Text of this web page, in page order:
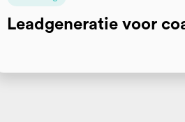
Leadgeneratie voor